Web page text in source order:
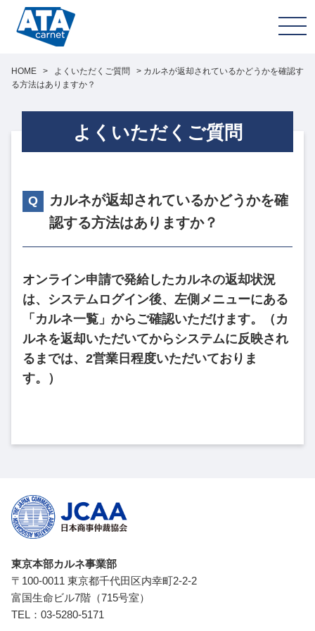
HOME > よくいただくご質問 > カルネが返却されているかどうかを確認す
る方法はありますか？
よくいただくご質問
カルネが返却されているかどうかを確
認する方法はありますか？
オンライン申請で発給したカルネの返却状況
は、システムログイン後、左側メニューにある
「カルネ一覧」からご確認いただけます。（カ
ルネを返却いただいてからシステムに反映され
るまでは、2営業日程度いただいておりま
す。）
東京本部カルネ事業部
〒100-0011 東京都千代田区内幸町2-2-2
富国生命ビル7階（715号室）
TEL： 03-5280-5171